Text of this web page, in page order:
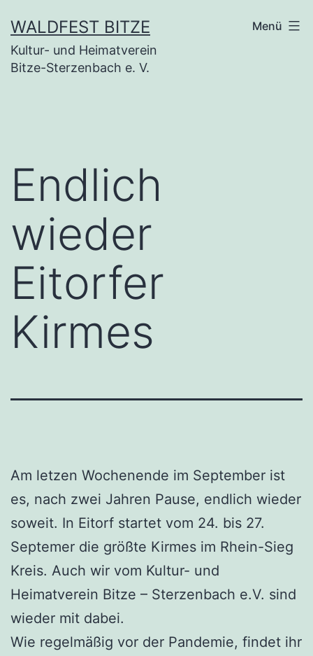
Inhalt
springen
WALDFEST BITZE
Kultur- und Heimatverein
Bitze-Sterzenbach e. V.
Menü
Endlich
wieder
Eitorfer
Kirmes
Am letzen Wochenende im September ist
es, nach zwei Jahren Pause, endlich wieder
soweit. In Eitorf startet vom 24. bis 27.
Septemer die größte Kirmes im Rhein-Sieg
Kreis. Auch wir vom Kultur- und
Heimatverein Bitze – Sterzenbach e.V. sind
wieder mit dabei.
Wie regelmäßig vor der Pandemie, findet ihr